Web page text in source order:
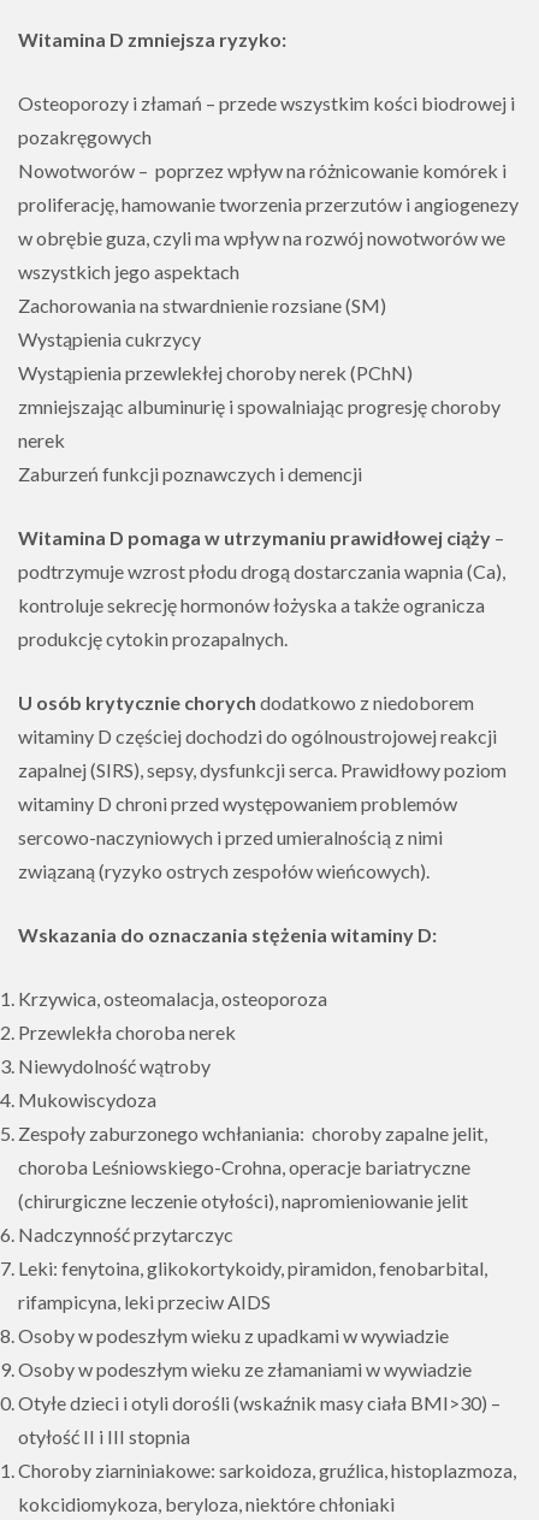
Witamina D zmniejsza ryzyko:
Osteoporozy i złamań – przede wszystkim kości biodrowej i
pozakręgowych
Nowotworów – poprzez wpływ na różnicowanie komórek i
proliferację, hamowanie tworzenia przerzutów i angiogenezy
w obrębie guza, czyli ma wpływ na rozwój nowotworów we
wszystkich jego aspektach
Zachorowania na stwardnienie rozsiane (SM)
Wystąpienia cukrzycy
Wystąpienia przewlekłej choroby nerek (PChN)
zmniejszając albuminurię i spowalniając progresję choroby
nerek
Zaburzeń funkcji poznawczych i demencji
Witamina D pomaga w utrzymaniu prawidłowej ciąży –
podtrzymuje wzrost płodu drogą dostarczania wapnia (Ca),
kontroluje sekrecję hormonów łożyska a także ogranicza
produkcję cytokin prozapalnych.
U osób krytycznie chorych dodatkowo z niedoborem
witaminy D częściej dochodzi do ogólnoustrojowej reakcji
zapalnej (SIRS), sepsy, dysfunkcji serca. Prawidłowy poziom
witaminy D chroni przed występowaniem problemów
sercowo-naczyniowych i przed umieralnością z nimi
związaną (ryzyko ostrych zespołów wieńcowych).
Wskazania do oznaczania stężenia witaminy D:
Krzywica, osteomalacja, osteoporoza
Przewlekła choroba nerek
Niewydolność wątroby
Mukowiscydoza
Zespoły zaburzonego wchłaniania: choroby zapalne jelit,
choroba Leśniowskiego-Crohna, operacje bariatryczne
(chirurgiczne leczenie otyłości), napromieniowanie jelit
Nadczynność przytarczyc
Leki: fenytoina, glikokortykoidy, piramidon, fenobarbital,
rifampicyna, leki przeciw AIDS
Osoby w podeszłym wieku z upadkami w wywiadzie
Osoby w podeszłym wieku ze złamaniami w wywiadzie
Otyłe dzieci i otyli dorośli (wskaźnik masy ciała BMI>30) –
otyłość II i III stopnia
Choroby ziarniniakowe: sarkoidoza, gruźlica, histoplazmoza,
kokcidiomykoza, beryloza, niektóre chłoniaki